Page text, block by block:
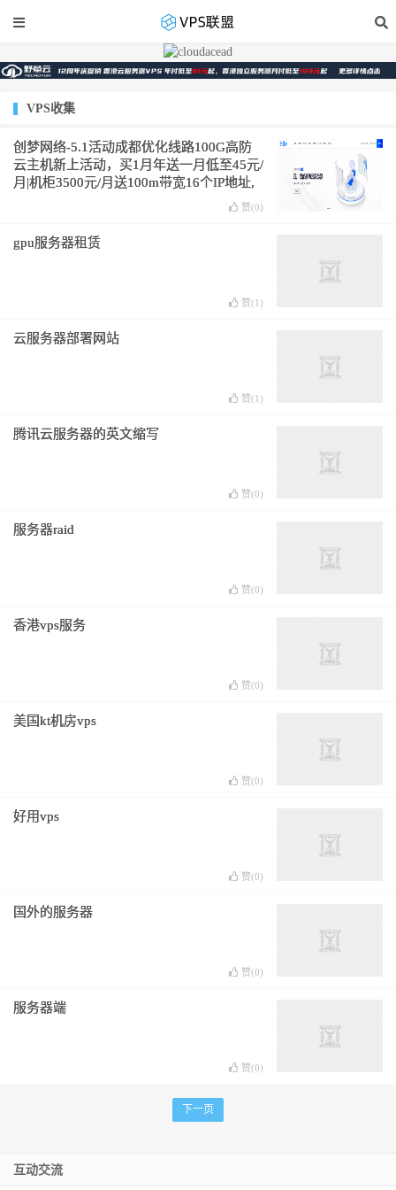
VPS收集
创梦网络-5.1活动成都优化线路100G高防
云主机新上活动，买1月年送一月低至45元/
月|机柜3500元/月送100m带宽16个IP地址,
赞(0)
gpu服务器租赁
赞(1 )
云服务器部署网站
赞(1 )
腾讯云服务器的英文缩写
赞(0)
服务器raid
赞(0)
香港vps服务
赞(0)
美国kt机房vps
赞(0)
好用vps
赞(0)
国外的服务器
赞(0)
服务器端
赞(0)
下一页
互动交流